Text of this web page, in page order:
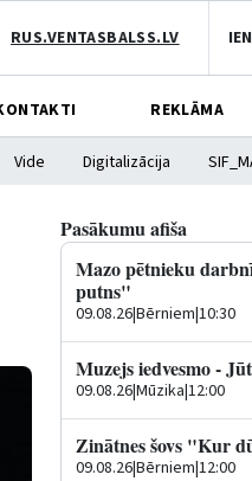
RUS.VENTASBALSS.LV
REKLĀMA
Vide Digitalizācija
Pasākumu afiša
Mazo pētnieku
putns"
09.08.26|Bērniem|10:30
Muzejs iedvesmo -
09.08.26|Mūzika|12:00
Zinātnes šovs "Kur
09.08.26|Bērniem|12:00